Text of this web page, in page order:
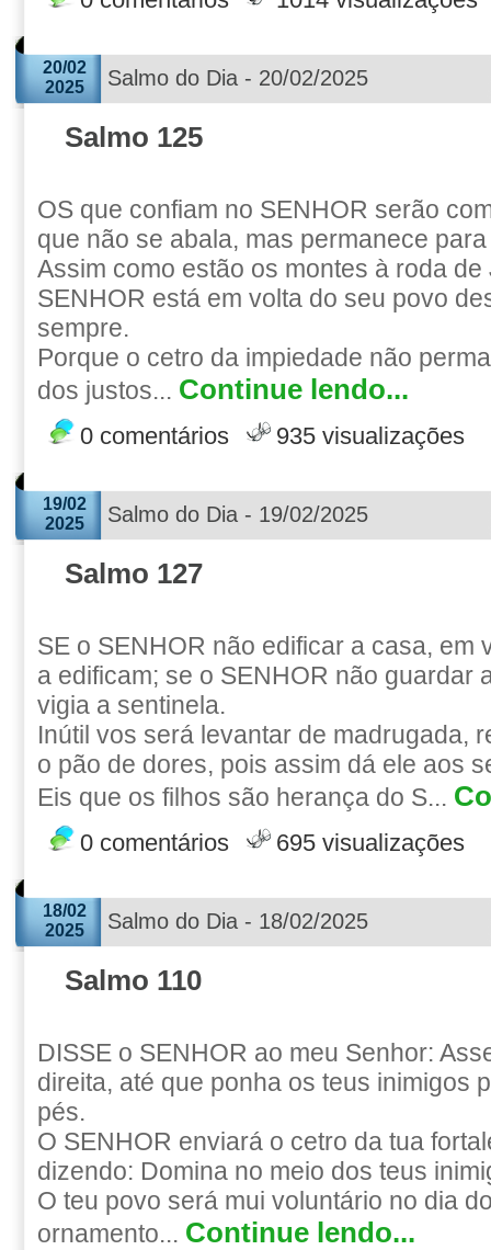
20/02
2025
Salmo do Dia - 20/02/2025
Salmo 125
OS que confiam no SENHOR serão
que não se abala, mas permanece
Assim como estão os montes à roda
SENHOR está em volta do seu povo
sempre.
Porque o cetro da impiedade não
dos justos... Continue lendo...
0 comentários 935 visualizações
19/02
2025
Salmo do Dia - 19/02/2025
Salmo 127
SE o SENHOR não edificar a casa, em
a edificam; se o SENHOR não guardar
vigia a sentinela.
Inútil vos será levantar de madrugada,
o pão de dores, pois assim dá ele aos
Eis que os filhos são herança do S...
0 comentários 695 visualizações
18/02
2025
Salmo do Dia - 18/02/2025
Salmo 110
DISSE o SENHOR ao meu Senhor:
direita, até que ponha os teus inimigos
pés.
O SENHOR enviará o cetro da tua
dizendo: Domina no meio dos teus
O teu povo será mui voluntário no dia
ornamento... Continue lendo...